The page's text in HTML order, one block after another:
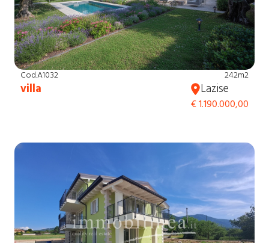
Cod.A1032
villa
242m2
Lazise
€ 1.190.000,00